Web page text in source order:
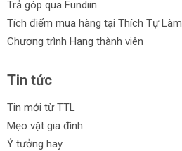
Trả góp qua Fundiin
Tích điểm mua hàng tại Thích Tự Làm
Chương trình Hạng thành viên
Tin tức
Tin mới từ TTL
Mẹo vặt gia đình
Ý tưởng hay